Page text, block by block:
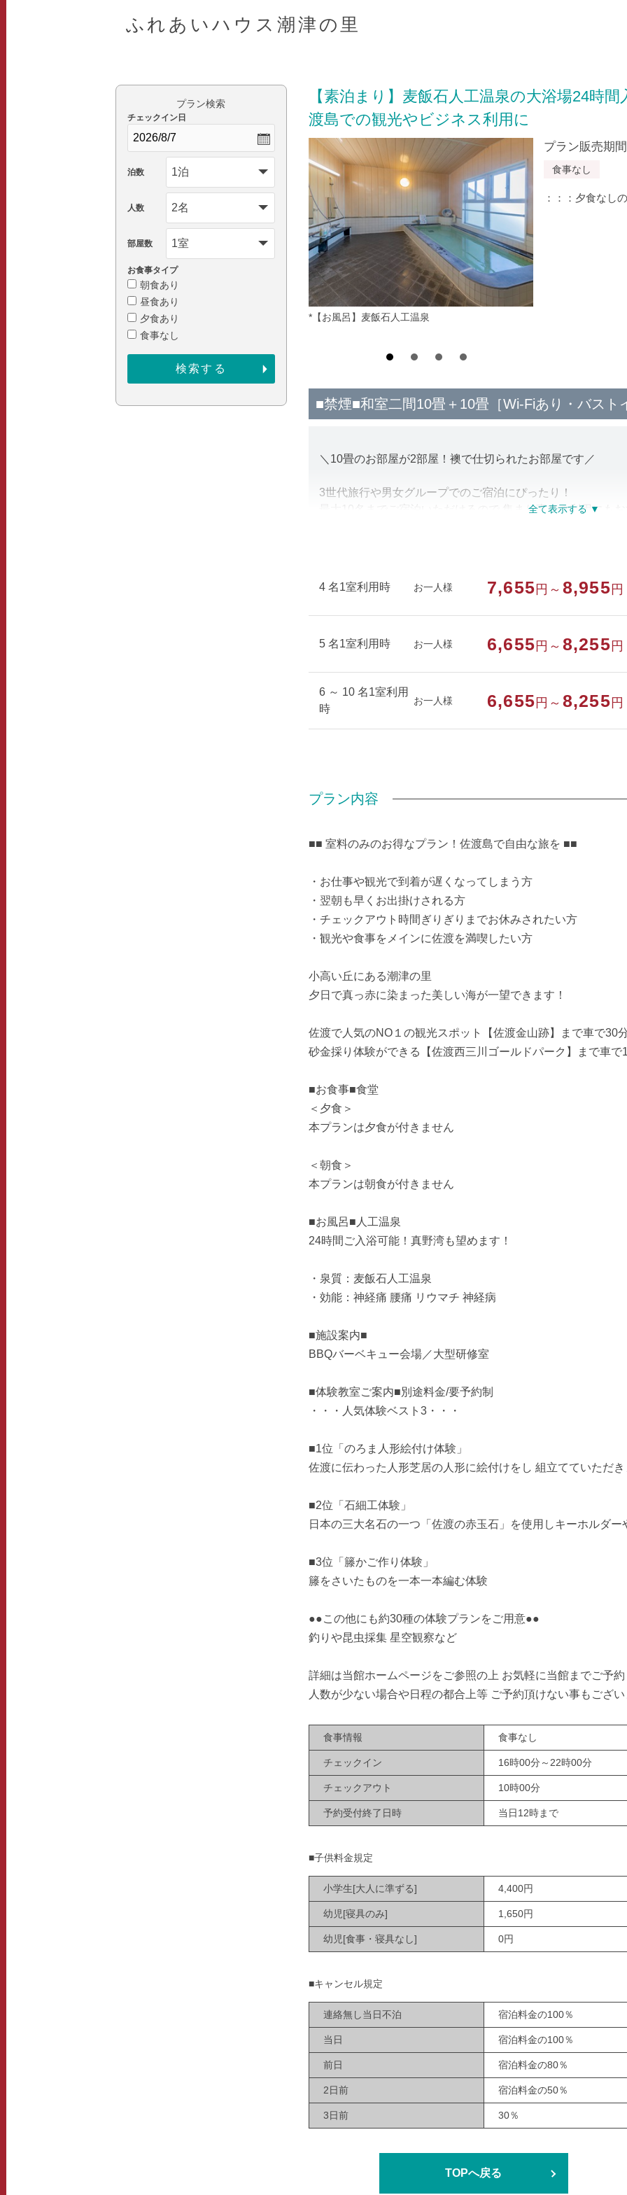
ふれあいハウス潮津の里
【素泊まり】麦飯石人工温泉の大浴場24時
渡島での観光やビジネス利用に
*【お風呂】麦飯石人工温泉
プラン販売期
食事なし
：：：夕食なし
■禁煙■和室二間10畳＋10畳［Wi-Fiあり・バスト
＼10畳のお部屋が2部屋！襖で仕切られたお部屋です／
3世代旅行や男女グループでのご宿泊にぴったり！
最大10名までご宿泊いただけるので 集まり事での利用にもお
部屋種別 和室
部屋特徴 禁煙/インターネットができる部屋
4 名1室利用時 お一人様 7,655円～ 8,955円
5 名1室利用時 お一人様 6,655円～ 8,255円
6 ～ 10 名1室利用
時
お一人様 6,655円～ 8,255円
プラン内容
■■ 室料のみのお得なプラン！佐渡島で自由な旅を ■■
・お仕事や観光で到着が遅くなってしまう方
・翌朝も早くお出掛けされる方
・チェックアウト時間ぎりぎりまでお休みされたい方
・観光や食事をメインに佐渡を満喫したい方
小高い丘にある潮津の里
夕日で真っ赤に染まった美しい海が一望できます！
佐渡で人気のNO１の観光スポット【佐渡金山跡】まで車で30分
砂金採り体験ができる【佐渡西三川ゴールドパーク】まで車で
■お食事■食堂
＜夕食＞
本プランは夕食が付きません
＜朝食＞
本プランは朝食が付きません
■お風呂■人工温泉
24時間ご入浴可能！真野湾も望めます！
・泉質：麦飯石人工温泉
・効能：神経痛 腰痛 リウマチ 神経病
■施設案内■
BBQバーベキュー会場／大型研修室
■体験教室ご案内■別途料金/要予約制
・・・人気体験ベスト3・・・
■1位「のろま人形絵付け体験」
佐渡に伝わった人形芝居の人形に絵付けをし 組立てていただき
■2位「石細工体験」
日本の三大名石の一つ「佐渡の赤玉石」を使用しキーホルダー
■3位「籐かご作り体験」
籐をさいたものを一本一本編む体験
●●この他にも約30種の体験プランをご用意●●
釣りや昆虫採集 星空観察など
詳細は当館ホームページをご参照の上 お気軽に当館までご予
人数が少ない場合や日程の都合上等 ご予約頂けない事もござ
食事情報 食事なし
チェックイン 16時00分～22時00分
チェックアウト 10時00分
予約受付終了日時 当日12時まで
■子供料金規定
小学生[大人に準ずる] 4,400円
幼児[寝具のみ] 1,650円
幼児[食事・寝具なし] 0円
■キャンセル規定
連絡無し当日不泊 宿泊料金の100％
当日 宿泊料金の100％
前日 宿泊料金の80％
2日前 宿泊料金の50％
3日前 30％
プラン検索
チェックイン日
泊数
人数
部屋数
お食事タイプ
朝食あり
昼食あり
夕食あり
食事なし
TOPへ戻る